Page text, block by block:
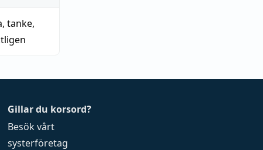
, tanke,
Gillar du korsord?
Besök vårt
systerföretag